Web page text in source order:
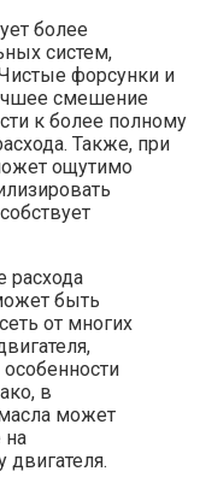
более
систем,
форсунки и
смешение
к более полному
Также, при
ощутимо
расхода
быть
от многих
в
может
на